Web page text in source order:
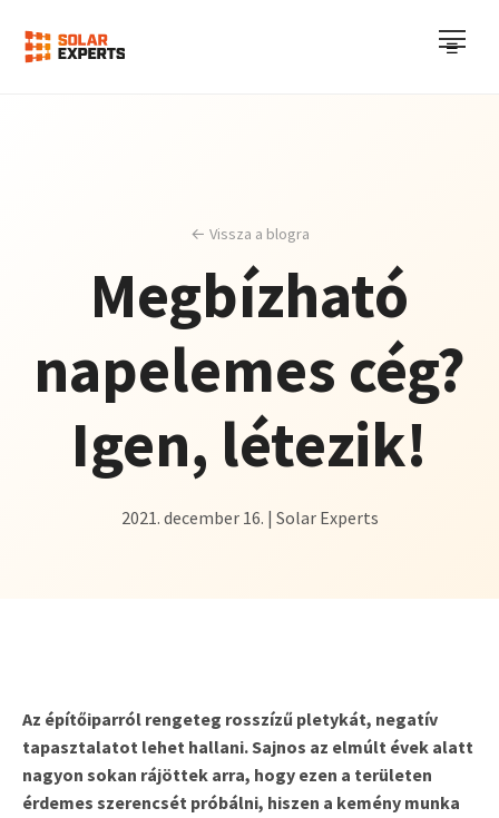
☰
← Vissza a blogra
Megbízható
napelemes cég?
Igen, létezik!
2021. december 16. | Solar Experts
Az építőiparról rengeteg rosszízű pletykát, negatív
tapasztalatot lehet hallani. Sajnos az elmúlt évek alatt
nagyon sokan rájöttek arra, hogy ezen a területen
érdemes szerencsét próbálni, hiszen a kemény munka